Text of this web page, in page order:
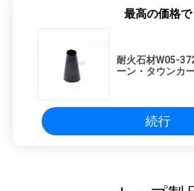
最高の価格で
耐火石材W05-
ーン・タウンカ
続行